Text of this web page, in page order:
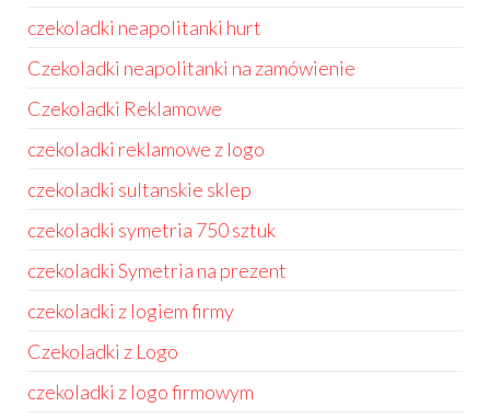
czekoladki neapolitanki hurt
Czekoladki neapolitanki na zamówienie
Czekoladki Reklamowe
czekoladki reklamowe z logo
czekoladki sultanskie sklep
czekoladki symetria 750 sztuk
czekoladki Symetria na prezent
czekoladki z logiem firmy
Czekoladki z Logo
czekoladki z logo firmowym